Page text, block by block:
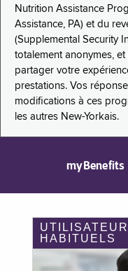
Nutrition Assistance
Assistance, PA) et du
(Supplemental Security
totalement anonymes,
partager votre
prestations. Vos
modifications à ces
les autres New-Yorkais.
myBenefits
HABITUELS